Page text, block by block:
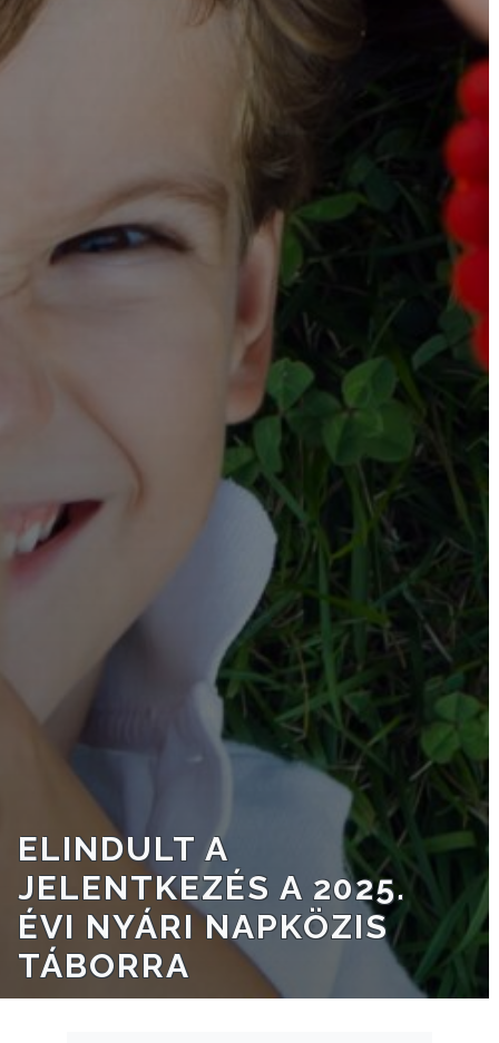
BEJELENTŐ
KÉPVISELŐ-
TESTÜLET
VÁROSRENDÉSZET
TÁJÉKOZTATÓK
ÁTLÁTHATÓSÁG
ÖNKORMÁNYZATI
CÉGEK
ÉS
INTÉZMÉNYEK
NYOMTATVÁNYOK
E-
ELINDULT A
JELENTKEZÉS A 2025.
ÉVI NYÁRI NAPKÖZIS
TÁBORRA